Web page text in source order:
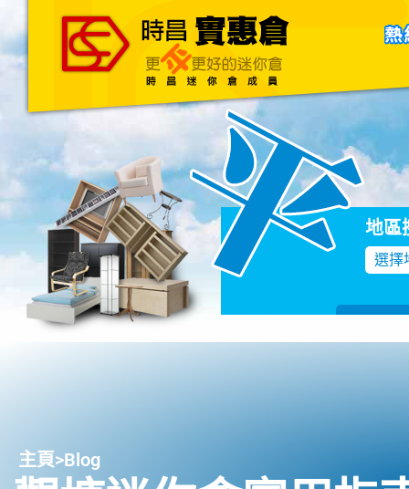
主頁 關於我們 聯絡我們
地區
選擇
主頁>Blog